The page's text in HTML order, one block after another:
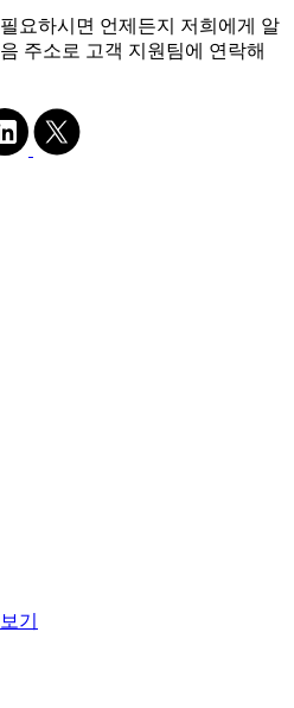
요하시면 언제든지 저희에게 알
주소로 고객 지원팀에 연락해
기